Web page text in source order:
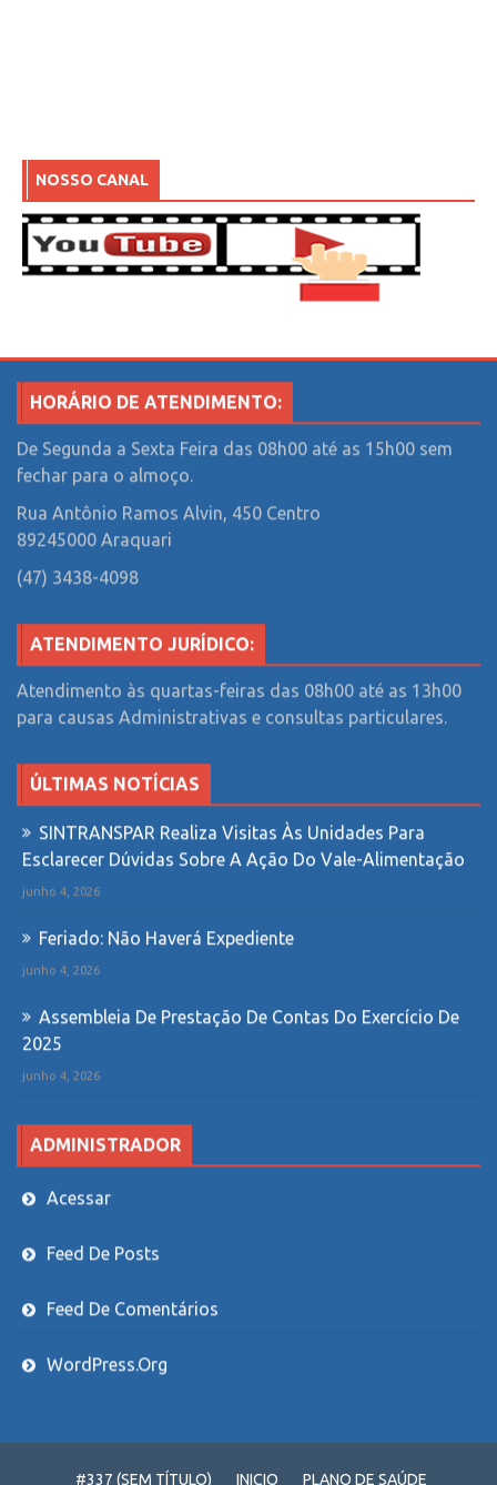
NOSSO CANAL
HORÁRIO DE ATENDIMENTO:
De Segunda a Sexta Feira das 08h00 até as 15h00 sem
fechar para o almoço.
Rua Antônio Ramos Alvin, 450 Centro
89245000 Araquari
(47) 3438-4098
ATENDIMENTO JURÍDICO:
Atendimento às quartas-feiras das 08h00 até as 13h00
para causas Administrativas e consultas particulares.
ÚLTIMAS NOTÍCIAS
SINTRANSPAR Realiza Visitas Às Unidades Para
Esclarecer Dúvidas Sobre A Ação Do Vale-Alimentação
junho 4, 2026
Feriado: Não Haverá Expediente
junho 4, 2026
Assembleia De Prestação De Contas Do Exercício De
2025
junho 4, 2026
ADMINISTRADOR
Acessar
Feed De Posts
Feed De Comentários
WordPress.org
#337 (SEM TÍTULO) INICIO PLANO DE SAÚDE